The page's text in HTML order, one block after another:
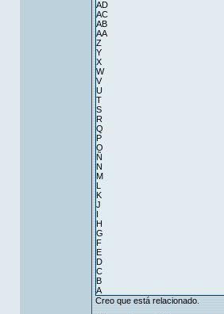
AD
AC
AB
AA
Z
Y
X
W
V
U
T
S
R
Q
P
O
Ñ
N
M
L
K
J
I
H
G
F
E
D
C
B
A
Creo que está relacionado.